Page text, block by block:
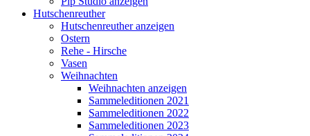
Hutschenreuther
Hutschenreuther anzeigen
Ostern
Rehe - Hirsche
Vasen
Weihnachten
Weihnachten anzeigen
Sammeleditionen 2021
Sammeleditionen 2022
Sammeleditionen 2023